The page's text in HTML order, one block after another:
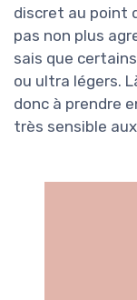
discret au point
pas non plus
sais que
ou ultra légers.
donc à prendre
très sensible